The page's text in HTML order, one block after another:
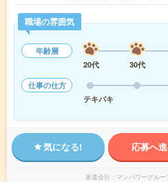
職場の雰囲気
年齢層
20代
30代
仕事の仕方
テキパキ
気になる! 応募へ
派遣会社 マンパワーグル